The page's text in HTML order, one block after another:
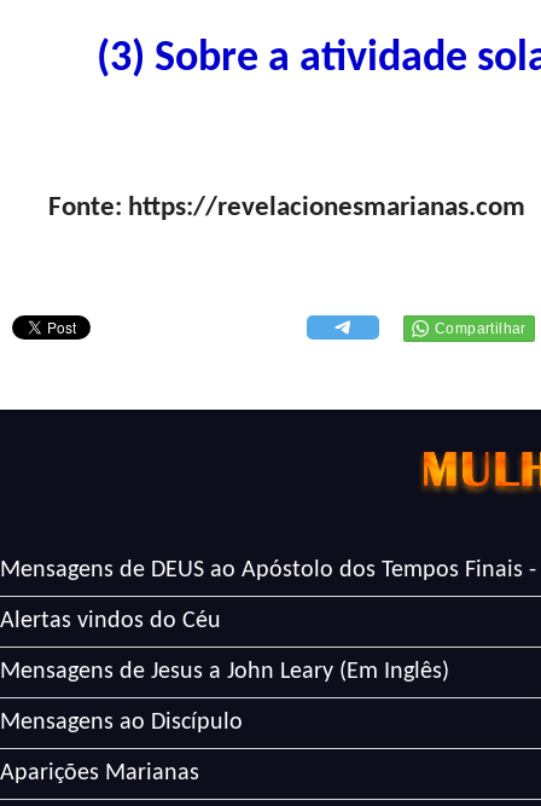
(3) Sobre a atividade
Fonte: https://revelacionesmarianas.com
Mensagens de DEUS ao Apóstolo dos Tempos Finais -
Alertas vindos do Céu
Mensagens de Jesus a John Leary (Em Inglês)
Mensagens ao Discípulo
Aparições Marianas